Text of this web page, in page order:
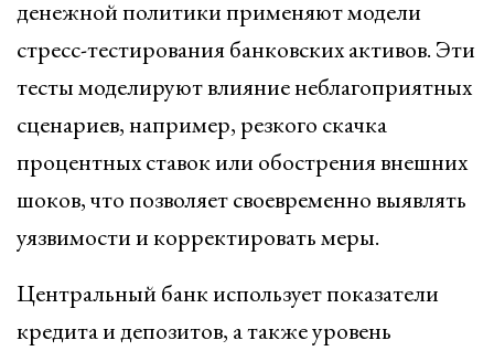
денежной политики применяют модели
стресс-тестирования банковских активов. Эти
тесты моделируют влияние неблагоприятных
сценариев, например, резкого скачка
процентных ставок или обострения внешних
шоков, что позволяет своевременно выявлять
уязвимости и корректировать меры.
Центральный банк использует показатели
кредита и депозитов, а также уровень